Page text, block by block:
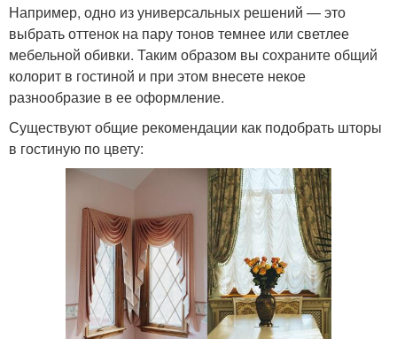
Например, одно из универсальных решений — это
выбрать оттенок на пару тонов темнее или светлее
мебельной обивки. Таким образом вы сохраните общий
колорит в гостиной и при этом внесете некое
разнообразие в ее оформление.
Существуют общие рекомендации как подобрать шторы
в гостиную по цвету: